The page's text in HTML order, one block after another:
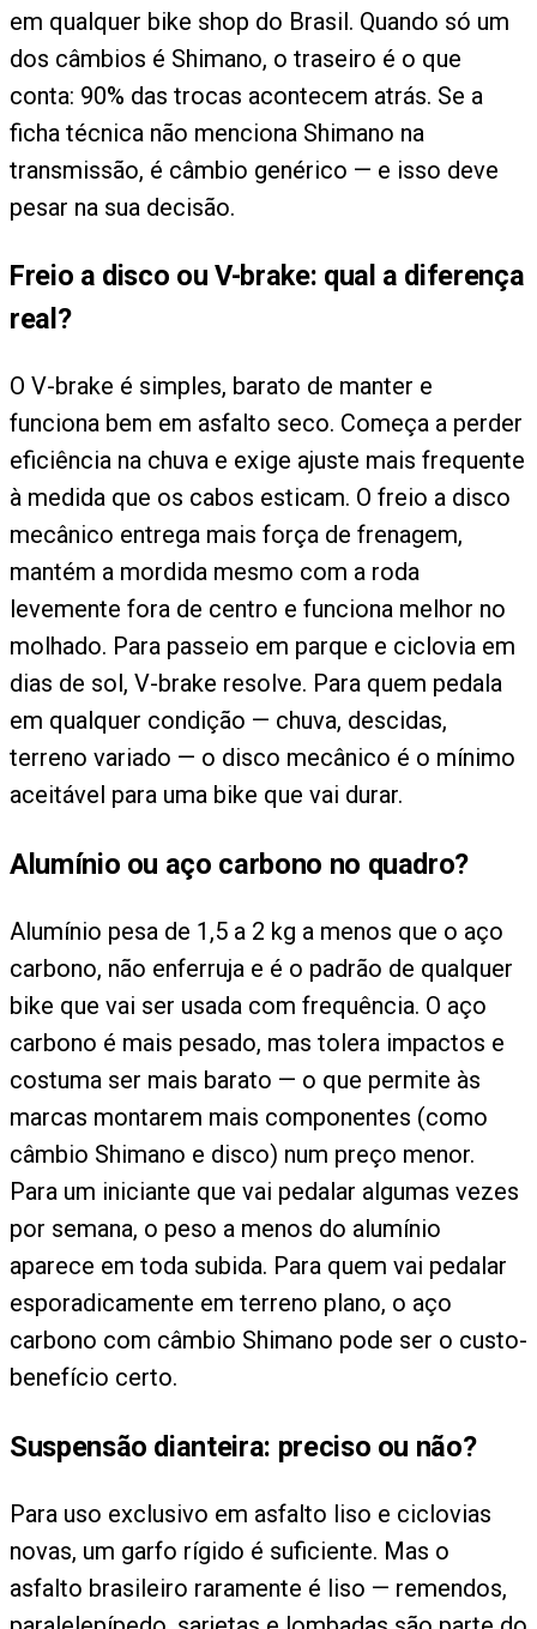
em qualquer bike shop do Brasil. Quando só um
dos câmbios é Shimano, o traseiro é o que
conta: 90% das trocas acontecem atrás. Se a
ficha técnica não menciona Shimano na
transmissão, é câmbio genérico — e isso deve
pesar na sua decisão.
Freio a disco ou V-brake: qual a diferença
real?
O V-brake é simples, barato de manter e
funciona bem em asfalto seco. Começa a perder
eficiência na chuva e exige ajuste mais frequente
à medida que os cabos esticam. O freio a disco
mecânico entrega mais força de frenagem,
mantém a mordida mesmo com a roda
levemente fora de centro e funciona melhor no
molhado. Para passeio em parque e ciclovia em
dias de sol, V-brake resolve. Para quem pedala
em qualquer condição — chuva, descidas,
terreno variado — o disco mecânico é o mínimo
aceitável para uma bike que vai durar.
Alumínio ou aço carbono no quadro?
Alumínio pesa de 1,5 a 2 kg a menos que o aço
carbono, não enferruja e é o padrão de qualquer
bike que vai ser usada com frequência. O aço
carbono é mais pesado, mas tolera impactos e
costuma ser mais barato — o que permite às
marcas montarem mais componentes (como
câmbio Shimano e disco) num preço menor.
Para um iniciante que vai pedalar algumas vezes
por semana, o peso a menos do alumínio
aparece em toda subida. Para quem vai pedalar
esporadicamente em terreno plano, o aço
carbono com câmbio Shimano pode ser o custo-
benefício certo.
Suspensão dianteira: preciso ou não?
Para uso exclusivo em asfalto liso e ciclovias
novas, um garfo rígido é suficiente. Mas o
asfalto brasileiro raramente é liso — remendos,